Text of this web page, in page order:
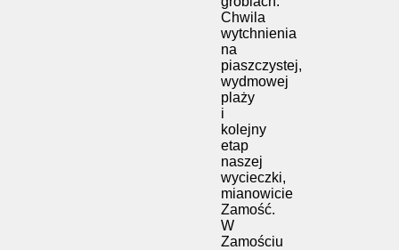
Chwila
wytchnienia
na
piaszczystej,
wydmowej
plaży
i
kolejny
etap
naszej
wycieczki,
mianowicie
Zamość.
W
Zamościu